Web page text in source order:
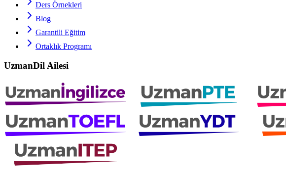
Ders Örnekleri
Blog
Garantili Eğitim
Ortaklık Programı
UzmanDil Ailesi